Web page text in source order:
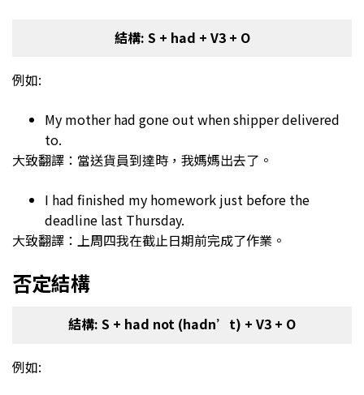
結構: S + had + V3 + O
例如:
My mother had gone out when shipper delivered
to.
大致翻譯：當送貨員到達時，我媽媽出去了。
I had finished my homework just before the
deadline last Thursday.
大致翻譯：上周四我在截止日期前完成了作業。
否定結構
結構: S + had not (hadn’t) + V3 + O
例如: